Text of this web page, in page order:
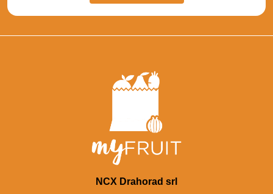
NCX Drahorad srl